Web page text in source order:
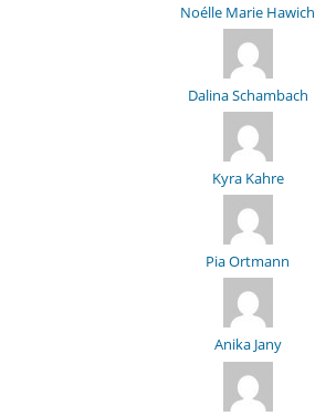
Noélle Marie Hawich
Dalina Schambach
Kyra Kahre
Pia Ortmann
Anika Jany